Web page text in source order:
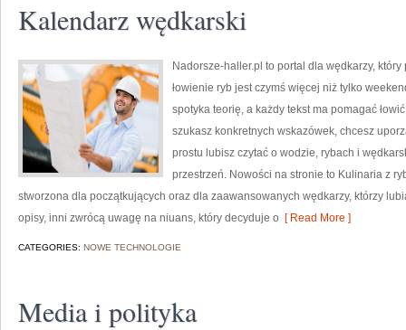
Kalendarz wędkarski
Nadorsze-haller.pl to portal dla wędkarzy,
łowienie ryb jest czymś więcej niż tylko
spotyka teorię, a każdy tekst ma pomagać
szukasz konkretnych wskazówek, chcesz
prostu lubisz czytać o wodzie, rybach i
przestrzeń. Nowości na stronie to Kulinaria z
stworzona dla początkujących oraz dla zaawansowanych wędkarzy, którzy
opisy, inni zwrócą uwagę na niuans, który decyduje o [ Read More ]
CATEGORIES: NOWE TECHNOLOGIE
Media i polityka